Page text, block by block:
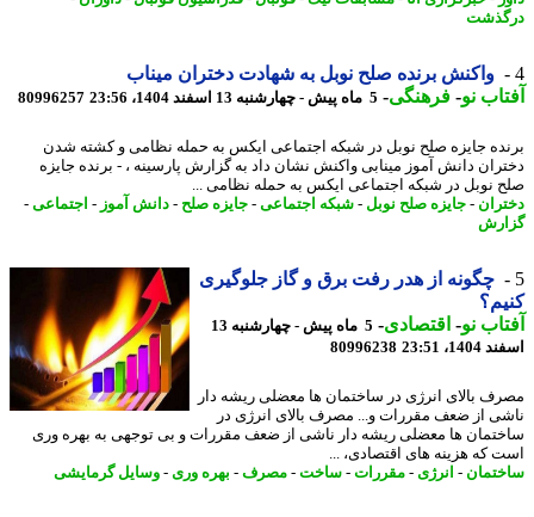
واکنش برنده صلح نوبل به شهادت دختران میناب
نو- فرهنگی-5 ماه پیش - چهارشنبه 13 اسفند 1404، 23:56 80996257
جایزه صلح نوبل در شبکه اجتماعی ایکس به حمله نظامی و کشته شدن
دانش آموز مینابی واکنش نشان داد به گزارش پارسینه ، - برنده جایزه
نوبل در شبکه اجتماعی ایکس به حمله نظامی ...
- جایزه صلح نوبل -شبکه اجتماعی-جایزه صلح -دانش آموز -اجتماعی-
چگونه از هدر رفت برق و گاز جلوگیری
نو- اقتصادی-
5 ماه پیش - چهارشنبه 13
23:51
80996238
بالای انرژی در ساختمان ها معضلی ریشه دار
از ضعف مقررات و... مصرف بالای انرژی در
ها معضلی ریشه دار ناشی از ضعف مقررات و بی توجهی به بهره وری
که هزینه های اقتصادی، ...
-انرژی-مقررات - ساخت-مصرف- بهره وری - وسایل گرمایشی